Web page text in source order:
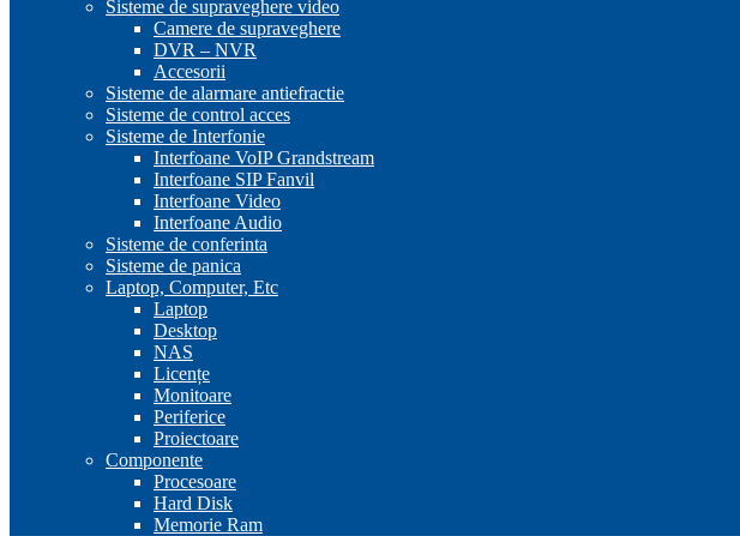
Sisteme de supraveghere video
Camere de supraveghere
DVR – NVR
Accesorii
Sisteme de alarmare antiefractie
Sisteme de control acces
Sisteme de Interfonie
Interfoane VoIP Grandstream
Interfoane SIP Fanvil
Interfoane Video
Interfoane Audio
Sisteme de conferinta
Sisteme de panica
Laptop, Computer, Etc
Laptop
Desktop
NAS
Licențe
Monitoare
Periferice
Proiectoare
Componente
Procesoare
Hard Disk
Memorie Ram